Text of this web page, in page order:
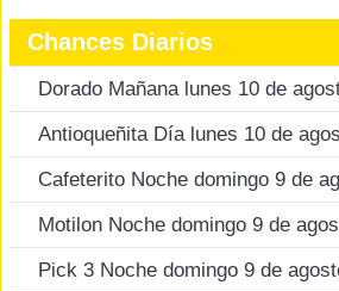
Chances Diarios
Dorado Mañana lunes 10 de
Antioqueñita Día lunes 10 de
Cafeterito Noche domingo 9 de
Motilon Noche domingo 9 de
Pick 3 Noche domingo 9 de